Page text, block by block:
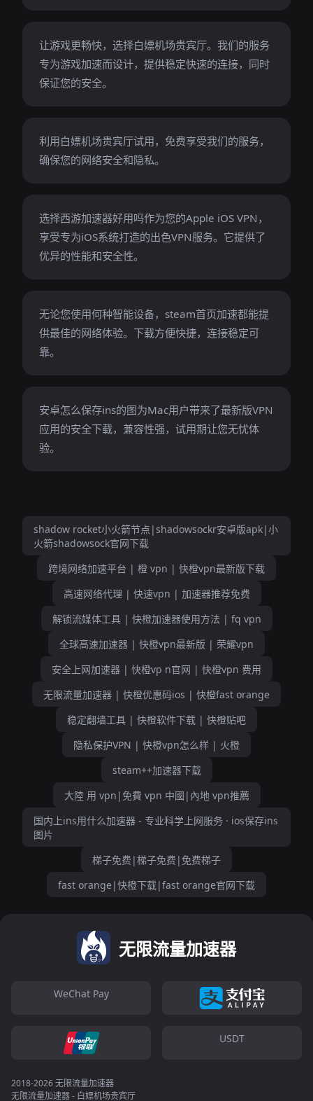
让游戏更畅快，选择白嫖机场贵宾厅。我们的服务
专为游戏加速而设计，提供稳定快速的连接，同时
保证您的安全。
利用白嫖机场贵宾厅试用，免费享受我们的服务，
确保您的网络安全和隐私。
选择西游加速器好用吗作为您的Apple iOS VPN，
享受专为iOS系统打造的出色VPN服务。它提供了
优异的性能和安全性。
无论您使用何种智能设备，steam首页加速都能提
供最佳的网络体验。下载方便快捷，连接稳定可
靠。
安卓怎么保存ins的图为Mac用户带来了最新版VPN
应用的安全下载，兼容性强，试用期让您无忧体
验。
shadow rocket小火箭节点|shadowsockr安卓版apk|小
火箭shadowsock官网下载
跨境网络加速平台 | 橙 vpn | 快橙vpn最新版下载
高速网络代理 | 快速vpn | 加速器推荐免费
解锁流媒体工具 | 快橙加速器使用方法 | fq vpn
全球高速加速器 | 快橙vpn最新版 | 荣耀vpn
安全上网加速器 | 快橙vp n官网 | 快橙vpn 费用
无限流量加速器 | 快橙优惠码ios | 快橙fast orange
稳定翻墙工具 | 快橙软件下载 | 快橙贴吧
隐私保护VPN | 快橙vpn怎么样 | 火橙
steam++加速器下载
大陸 用 vpn|免費 vpn 中國|內地 vpn推薦
国内上ins用什么加速器 - 专业科学上网服务 · ios保存ins
图片
梯子免费|梯子免费|免费梯子
fast orange|快橙下载|fast orange官网下载
无限流量加速器
WeChat Pay
USDT
2018-2026 无限流量加速器
无限流量加速器 - 白嫖机场贵宾厅